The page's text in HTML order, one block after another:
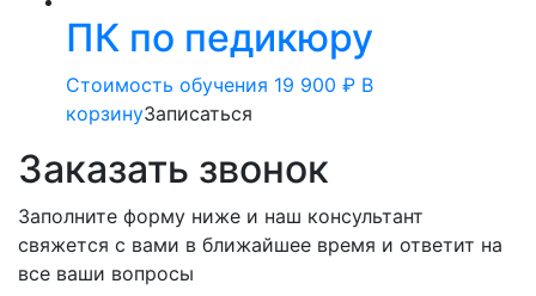
ПК по педикюру
Стоимость обучения 19 900 ₽ В
корзинуЗаписаться
Заказать звонок
Заполните форму ниже и наш консультант
свяжется с вами в ближайшее время и ответит на
все ваши вопросы